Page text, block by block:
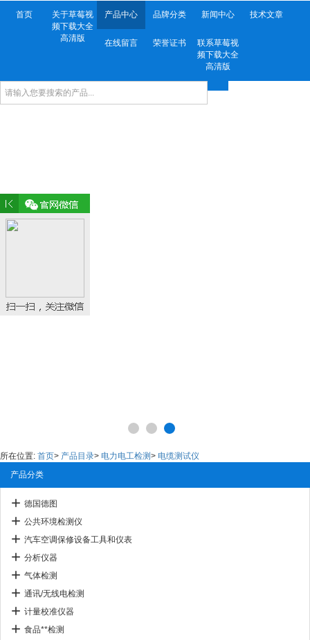
首页
关于草莓视
频下载大全
高清版
产品中心 品牌分类 新闻中心 技术文章
在线留言 荣誉证书
联系草莓视
频下载大全
高清版
所在位置: 首页> 产品目录> 电力电工检测> 电缆测试仪
产品分类
德国德图
公共环境检测仪
汽车空调保修设备工具和仪表
分析仪器
气体检测
通讯/无线电检测
计量校准仪器
食品**检测